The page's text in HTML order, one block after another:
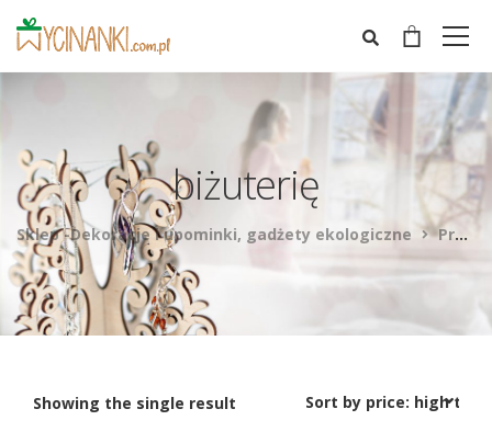
biżuterię
Sklep -Dekoracje i upominki, gadżety ekologiczne Products
Showing the single result